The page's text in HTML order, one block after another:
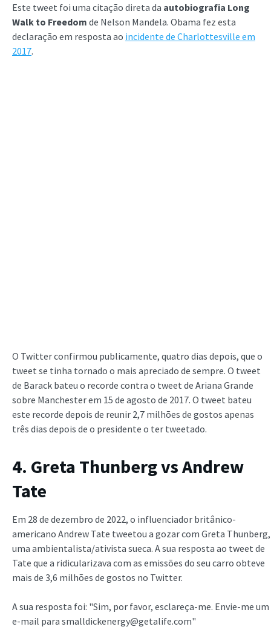
Este tweet foi uma citação direta da autobiografia Long
Walk to Freedom de Nelson Mandela. Obama fez esta
declaração em resposta ao incidente de Charlottesville em
2017.
O Twitter confirmou publicamente, quatro dias depois, que o
tweet se tinha tornado o mais apreciado de sempre. O tweet
de Barack bateu o recorde contra o tweet de Ariana Grande
sobre Manchester em 15 de agosto de 2017. O tweet bateu
este recorde depois de reunir 2,7 milhões de gostos apenas
três dias depois de o presidente o ter tweetado.
4. Greta Thunberg vs Andrew
Tate
Em 28 de dezembro de 2022, o influenciador britânico-
americano Andrew Tate tweetou a gozar com Greta Thunberg,
uma ambientalista/ativista sueca. A sua resposta ao tweet de
Tate que a ridicularizava com as emissões do seu carro obteve
mais de 3,6 milhões de gostos no Twitter.
A sua resposta foi: "Sim, por favor, esclareça-me. Envie-me um
e-mail para smalldickenergy@getalife.com"